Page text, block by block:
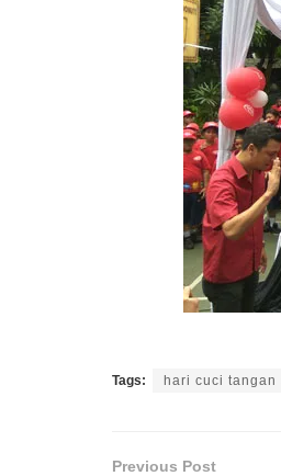
Tags: hari cuci tangan
Previous Post